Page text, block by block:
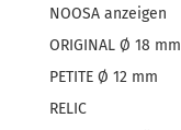
NOOSA anzeigen
ORIGINAL Ø 18 mm
PETITE Ø 12 mm
RELIC